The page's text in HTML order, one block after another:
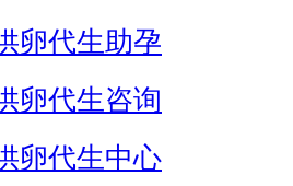
卵代生助孕
卵代生咨询
卵代生中心